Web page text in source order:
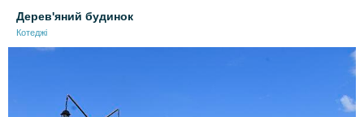
Дерев'яний будинок
Котеджі